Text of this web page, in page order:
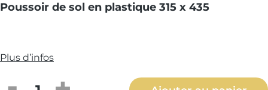
Poussoir de sol en plastique 315 x 435
Plus d’infos
Quantité de produit : Entrez la